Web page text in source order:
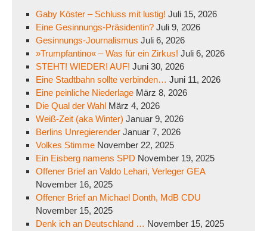
Gaby Köster – Schluss mit lustig! Juli 15, 2026
Eine Gesinnungs-Präsidentin? Juli 9, 2026
Gesinnungs-Journalismus Juli 6, 2026
»Trumpfantino« – Was für ein Zirkus! Juli 6, 2026
STEHT! WIEDER! AUF! Juni 30, 2026
Eine Stadtbahn sollte verbinden… Juni 11, 2026
Eine peinliche Niederlage März 8, 2026
Die Qual der Wahl März 4, 2026
Weiß-Zeit (aka Winter) Januar 9, 2026
Berlins Unregierender Januar 7, 2026
Volkes Stimme November 22, 2025
Ein Eisberg namens SPD November 19, 2025
Offener Brief an Valdo Lehari, Verleger GEA
November 16, 2025
Offener Brief an Michael Donth, MdB CDU
November 15, 2025
Denk ich an Deutschland … November 15, 2025